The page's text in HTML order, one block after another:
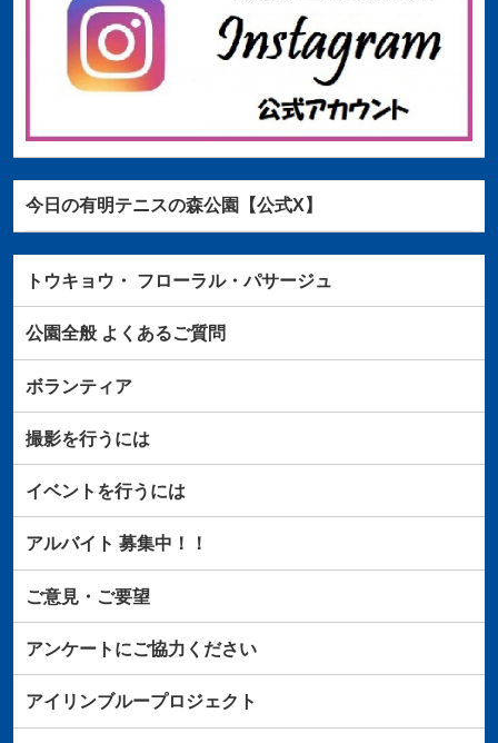
今日の有明テニスの森公園【公式X】
トウキョウ・ フローラル・パサージュ
公園全般よくあるご質問
ボランティア
撮影を行うには
イベントを行うには
アルバイト 募集中！！
ご意見・ご要望
アンケートにご協力ください
アイリンブループロジェクト